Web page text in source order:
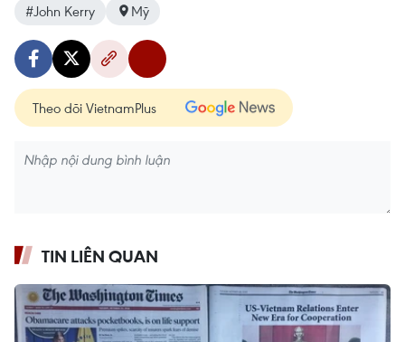
#John Kerry
Mỹ
Theo dõi VietnamPlus
TIN LIÊN QUAN